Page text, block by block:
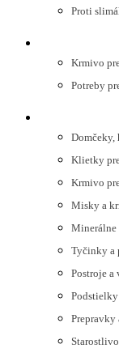
Proti
Krmivo
Potreby
Domčeky,
Klietky
Krmivo
Misky a
Minerálne
Tyčinky a
Postroje a
Prepravky